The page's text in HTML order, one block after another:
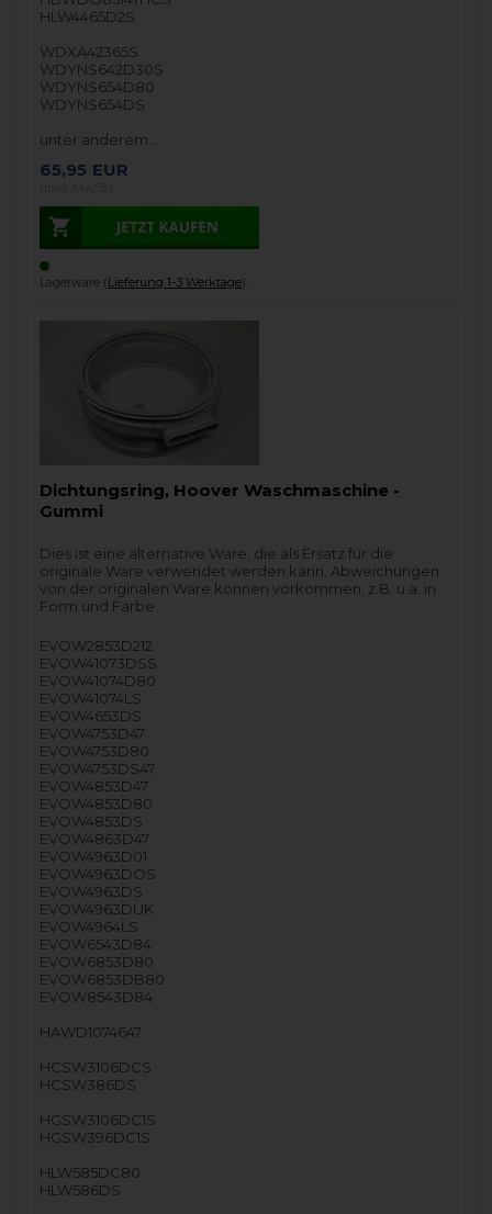
HLW4465D2S
WDXA42365S
WDYNS642D30S
WDYNS654D80
WDYNS654DS
unter anderem…
65,95 EUR
Lagerware (Lieferung 1-3 Werktage).
Dichtungsring, Hoover Waschmaschine -
Gummi
Dies ist eine alternative Ware, die als Ersatz für die
originale Ware verwendet werden kann. Abweichungen
von der originalen Ware können vorkommen, z.B. u.a. in
Form und Farbe.
EVOW2853D212
EVOW41073DSS
EVOW41074D80
EVOW41074LS
EVOW4653DS
EVOW4753D47
EVOW4753D80
EVOW4753DS47
EVOW4853D47
EVOW4853D80
EVOW4853DS
EVOW4863D47
EVOW4963D01
EVOW4963DOS
EVOW4963DS
EVOW4963DUK
EVOW4964LS
EVOW6543D84
EVOW6853D80
EVOW6853DB80
EVOW8543D84
HAWD1074647
HCSW3106DCS
HCSW386DS
HGSW3106DC1S
HGSW396DC1S
HLW585DC80
HLW586DS